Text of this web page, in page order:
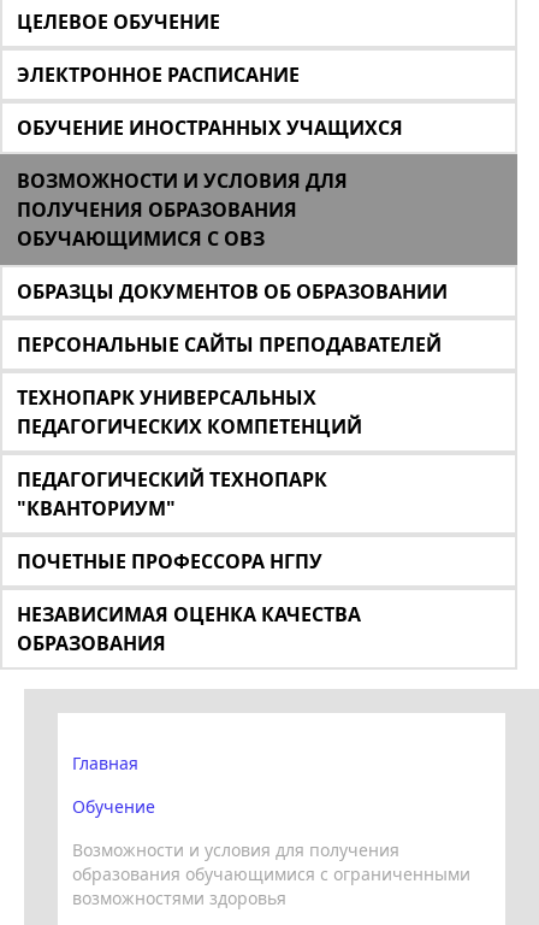
ЦЕЛЕВОЕ ОБУЧЕНИЕ
ЭЛЕКТРОННОЕ РАСПИСАНИЕ
ОБУЧЕНИЕ ИНОСТРАННЫХ УЧАЩИХСЯ
ВОЗМОЖНОСТИ И УСЛОВИЯ ДЛЯ
ПОЛУЧЕНИЯ ОБРАЗОВАНИЯ
ОБУЧАЮЩИМИСЯ С ОВЗ
ОБРАЗЦЫ ДОКУМЕНТОВ ОБ ОБРАЗОВАНИИ
ПЕРСОНАЛЬНЫЕ САЙТЫ ПРЕПОДАВАТЕЛЕЙ
ТЕХНОПАРК УНИВЕРСАЛЬНЫХ
ПЕДАГОГИЧЕСКИХ КОМПЕТЕНЦИЙ
ПЕДАГОГИЧЕСКИЙ ТЕХНОПАРК
"КВАНТОРИУМ"
ПОЧЕТНЫЕ ПРОФЕССОРА НГПУ
НЕЗАВИСИМАЯ ОЦЕНКА КАЧЕСТВА
ОБРАЗОВАНИЯ
Главная
Обучение
Возможности и условия для получения
образования обучающимися с ограниченными
возможностями здоровья